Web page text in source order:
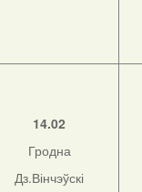
14.02
Гродна
Дз.Вінчэўскі